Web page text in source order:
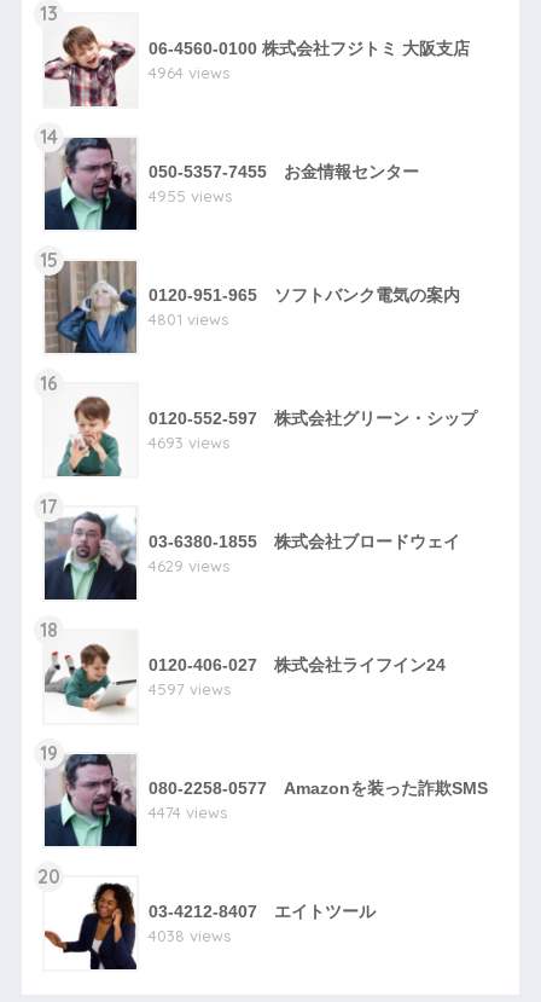
13
06-4560-0100 株式会社フジトミ 大阪支店
4964 views
14
050-5357-7455 お金情報センター
4955 views
15
0120-951-965 ソフトバンク電気の案内
4801 views
16
0120-552-597 株式会社グリーン・シップ
4693 views
17
03-6380-1855 株式会社ブロードウェイ
4629 views
18
0120-406-027 株式会社ライフイン24
4597 views
19
080-2258-0577 Amazonを装った詐欺SMS
4474 views
20
03-4212-8407 エイトツール
4038 views